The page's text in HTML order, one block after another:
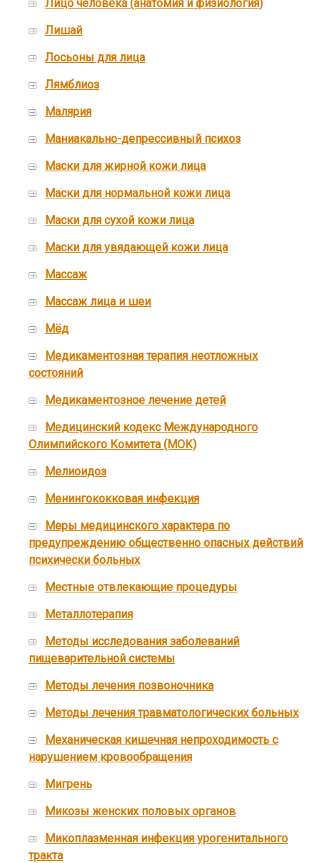
Лицо человека (анатомия и физиология)
Лишай
Лосьоны для лица
Лямблиоз
Малярия
Маниакально-депрессивный психоз
Маски для жирной кожи лица
Маски для нормальной кожи лица
Маски для сухой кожи лица
Маски для увядающей кожи лица
Массаж
Массаж лица и шеи
Мёд
Медикаментозная терапия неотложных
состояний
Медикаментозное лечение детей
Медицинский кодекс Международного
Олимпийского Комитета (МОК)
Мелиоидоз
Менингококковая инфекция
Меры медицинского характера по
предупреждению общественно опасных действий
психически больных
Местные отвлекающие процедуры
Металлотерапия
Методы исследования заболеваний
пищеварительной системы
Методы лечения позвоночника
Методы лечения травматологических больных
Механическая кишечная непроходимость с
нарушением кровообращения
Мигрень
Микозы женских половых органов
Микоплазменная инфекция урогенитального
тракта